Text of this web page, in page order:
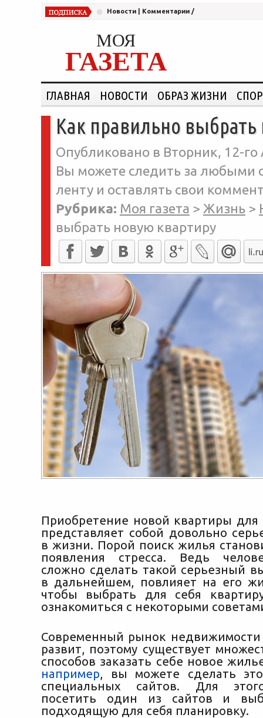
Новости Комментарии /
МОЯ
ГАЗЕТА
ГЛАВНАЯ НОВОСТИ ОБРАЗ ЖИЗНИ
Как правильно выбрать
Опубликовано в Вторник, 12-го
Вы можете следить за любыми
ленту и оставлять свои
Рубрика: Моя газета > Жизнь >
выбрать новую квартиру
Приобретение новой квартиры
представляет собой довольно
в жизни. Порой поиск жилья
появления стресса. Ведь
сложно сделать такой серьезный
в дальнейшем, повлияет на его
чтобы выбрать для себя
ознакомиться с некоторыми
Современный рынок
развит, поэтому существует
способов заказать себе новое
например, вы можете сделать
специальных сайтов. Для
посетить один из сайтов и
подходящую для себя планировку.